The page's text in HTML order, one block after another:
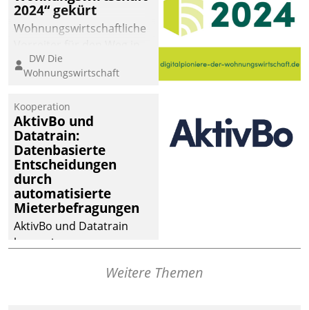
2024“ gekürt
Wohnungswirtschaftliche
eine digitale Zukunft zu
finden, ist das Ziel des
der
Wohnungswirtschaft“.
Bewerben können sich
dafür ein Team
bestehend aus
Wohnungsunternehmen
und PropTech.
DW Die
Wohnungswirtschaft
Kooperation
AktivBo und
Datatrain:
Datenbasierte
Entscheidungen
durch
automatisierte
Mieterbefragungen
AktivBo und Datatrain
kooperieren –
profitieren: Die nahtloseWeitere Themen